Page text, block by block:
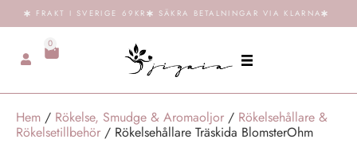
FRAKT I SVERIGE 69KR SÄKRA BETALNINGAR VIA KLARNA
0
Hem / Rökelse, Smudge & Aromaoljor / Rökelsehållare &
Rökelsetillbehör / Rökelsehållare Träskida BlomsterOhm